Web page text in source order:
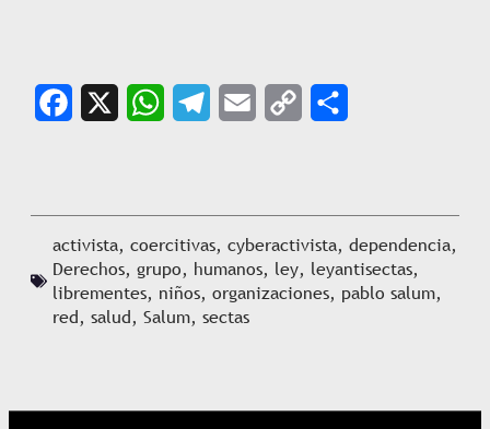
activista, coercitivas, cyberactivista, dependencia,
Derechos, grupo, humanos, ley, leyantisectas,
librementes, niños, organizaciones, pablo salum,
red, salud, Salum, sectas